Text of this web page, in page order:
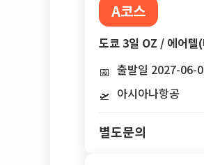
A코스
도쿄 3일 OZ / 에어텔
📅 출발일 2027-06-
🛫 아시아나항공
별도문의